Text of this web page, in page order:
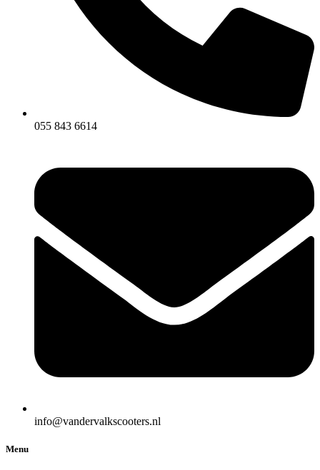
055 843 6614
info@vandervalkscooters.nl
Menu